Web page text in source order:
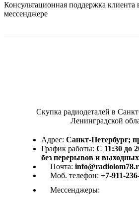
Консультационная поддержка
мессенджере
Скупка радиодеталей в
Ленинградской
Адрес: Санкт-Петербург;
График работы: С 11:30 до
без перерывов и выходных
Почта:
Моб. телефон: +7-911-
Мессенджеры: